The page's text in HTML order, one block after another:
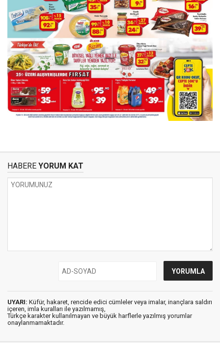
HABERE YORUM KAT
UYARI: Küfür, hakaret, rencide edici cümleler veya imalar, inançlara saldırı
içeren, imla kuralları ile yazılmamış,
Türkçe karakter kullanılmayan ve büyük harflerle yazılmış yorumlar
onaylanmamaktadır.